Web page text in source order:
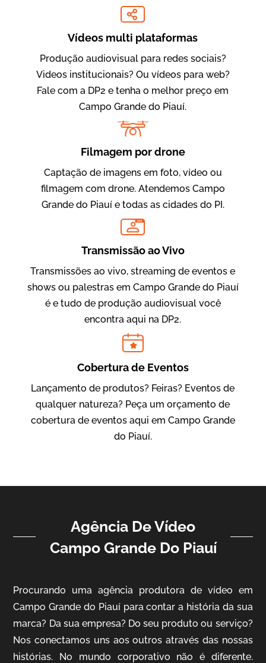
Amigo Edu
Evolucional
Vídeos para Treinamentos
IBCC
Vídeo Institucional
Vídeos multi plataformas
Produção audiovisual para redes sociais?
Videos institucionais? Ou vídeos para web?
Fale com a DP2 e tenha o melhor preço em
Campo Grande do Piauí.
Filmagem por drone
Captação de imagens em foto, vídeo ou
filmagem com drone. Atendemos Campo
Grande do Piauí e todas as cidades do PI.
LIVE
Transmissão ao Vivo
Transmissões ao vivo, streaming de eventos e
shows ou palestras em Campo Grande do Piauí
é e tudo de produção audiovisual você
encontra aqui na DP2.
Cobertura de Eventos
Lançamento de produtos? Feiras? Eventos de
qualquer natureza? Peça um orçamento de
cobertura de eventos aqui em Campo Grande
do Piauí.
Agência De Vídeo
Campo Grande Do Piauí
Procurando uma agência produtora de vídeo em
Campo Grande do Piauí para contar a história da sua
marca? Da sua empresa? Do seu produto ou serviço?
Nos conectamos uns aos outros através das nossas
histórias. No mundo corporativo não é diferente.